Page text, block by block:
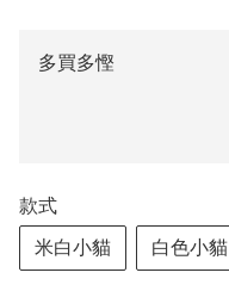
多買多慳
款式
米白小貓 白色小貓